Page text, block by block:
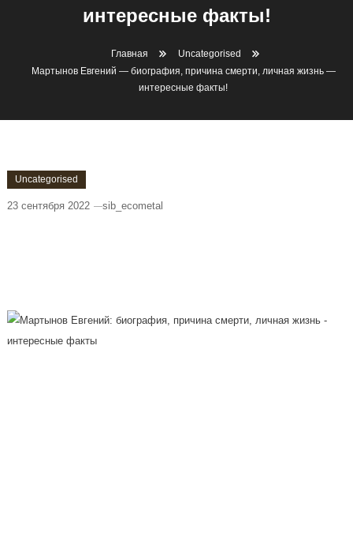
интересные факты!
Главная
Uncategorised
Мартынов Евгений — биография, причина смерти, личная жизнь —
интересные факты!
Uncategorised
23 сентября 2022 sib_ecometal